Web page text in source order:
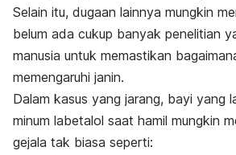
Selain itu, dugaan lainnya mungkin
belum ada cukup banyak penelitian
manusia untuk memastikan
memengaruhi janin.
Dalam kasus yang jarang, bayi yang
minum labetalol saat hamil mungkin
gejala tak biasa seperti: